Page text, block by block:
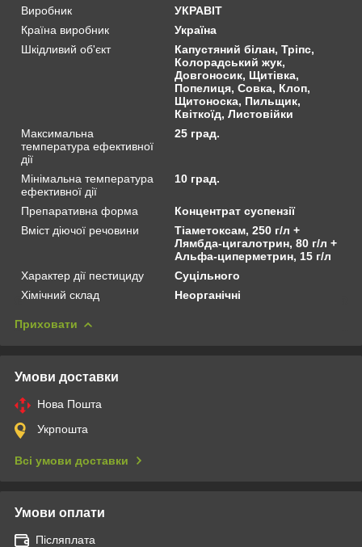
Виробник
УКРАВІТ
Країна виробник
Україна
Шкідливий об'єкт
Капустяний білан, Тріпс,
Колорадський жук,
Довгоносик, Щитівка,
Попелиця, Совка, Клоп,
Щитоноска, Пильщик,
Квіткоїд, Листовійки
Максимальна
температура ефективної
дії
25 град.
Мінімальна температура
ефективної дії
10 град.
Препаративна форма
Концентрат суспензії
Вміст діючої речовини
Тіаметоксам, 250 г/л +
Лямбда-цигалотрин, 80 г/л +
Альфа-циперметрин, 15 г/л
Характер дії пестициду
Суцільного
Хімічний склад
Неорганічні
Приховати
Умови доставки
Нова Пошта
Укрпошта
Всі умови доставки
Умови оплати
Післяплата